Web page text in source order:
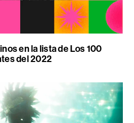
en la lista de Los 100
del 2022